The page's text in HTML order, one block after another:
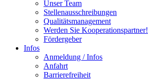
Unser Team
Stellenausschreibungen
Qualitätsmanagement
Werden Sie Kooperationspartner!
Fördergeber
Infos
Anmeldung / Infos
Anfahrt
Barrierefreiheit